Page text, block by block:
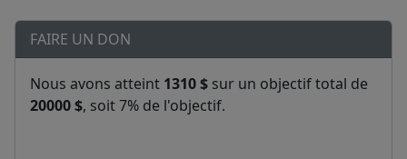
FAIRE UN DON
Nous avons atteint 1310 $ sur un objectif total de
20000 $, soit 7% de l'objectif.